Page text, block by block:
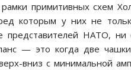
примитивных схем
которым у них не
представителей НАТО,
— это когда две
вниз с минимальной